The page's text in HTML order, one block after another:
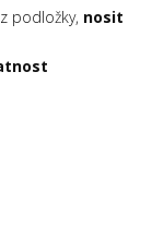
z podložky, nosit